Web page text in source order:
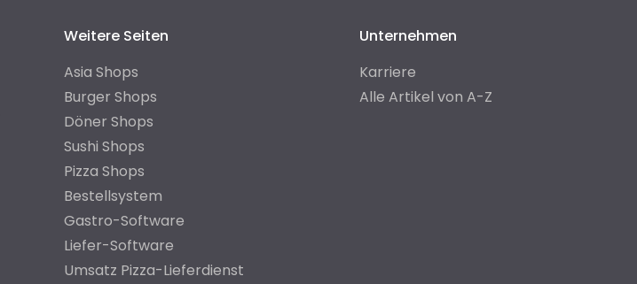
Weitere Seiten
Asia Shops
Burger Shops
Döner Shops
Sushi Shops
Pizza Shops
Bestellsystem
Gastro-Software
Liefer-Software
Umsatz Pizza-Lieferdienst
Unternehmen
Karriere
Alle Artikel von A-Z